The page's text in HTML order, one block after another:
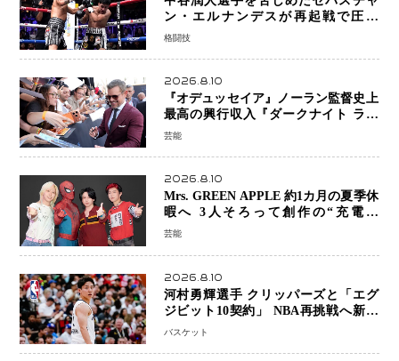
ン・エルナンデスが再起戦で圧巻
KO 2回で相手を沈める…次戦は亀田
格闘技
2026.8.10
『オデュッセイア』ノーラン監督史上
最高の興行収入『ダークナイト ライ
ジング』超え、世界で11億ドル突破
芸能
2026.8.10
Mrs. GREEN APPLE 約1カ月の夏季休
暇へ 3人そろって創作の“充電期
間”「自分らしいインプットを」
芸能
2026.8.10
河村勇輝選手 クリッパーズと「エグ
ジビット10契約」 NBA再挑戦へ新た
な一歩、八村塁選手との共闘にも期待
バスケット